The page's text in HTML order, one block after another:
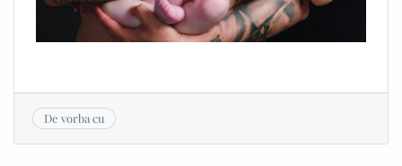
De vorba cu